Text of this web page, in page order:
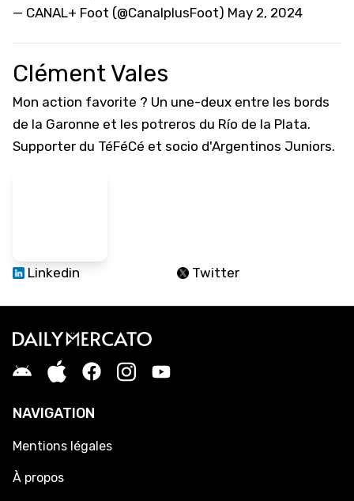
— CANAL+ Foot (@CanalplusFoot) May 2, 2024
Clément Vales
Mon action favorite ? Un une-deux entre les bords
de la Garonne et les potreros du Río de la Plata.
Supporter du TéFéCé et socio d'Argentinos Juniors.
Linkedin Twitter
NAVIGATION
Mentions légales
À propos